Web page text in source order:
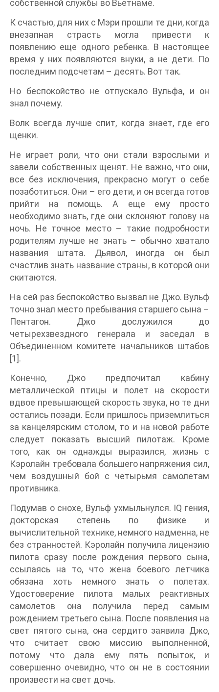
собственной службы во Вьетнаме.
К счастью, для них с Мэри прошли те дни, когда
внезапная страсть могла привести к
появлению еще одного ребенка. В настоящее
время у них появляются внуки, а не дети. По
последним подсчетам – десять. Вот так.
Но беспокойство не отпускало Вульфа, и он
знал почему.
Волк всегда лучше спит, когда знает, где его
щенки.
Не играет роли, что они стали взрослыми и
завели собственных щенят. Не важно, что они,
все без исключения, прекрасно могут о себе
позаботиться. Они – его дети, и он всегда готов
прийти на помощь. А еще ему просто
необходимо знать, где они склоняют голову на
ночь. Не точное место – такие подробности
родителям лучше не знать – обычно хватало
названия штата. Дьявол, иногда он был
счастлив знать название страны, в которой они
скитаются.
На сей раз беспокойство вызвал не Джо. Вульф
точно знал место пребывания старшего сына –
Пентагон. Джо дослужился до
четырехзвездного генерала и заседал в
Объединенном комитете начальников штабов
[1].
Конечно, Джо предпочитал кабину
металлической птицы и полет на скорости
вдвое превышающей скорость звука, но те дни
остались позади. Если пришлось приземлиться
за канцелярским столом, то и на новой работе
следует показать высший пилотаж. Кроме
того, как он однажды выразился, жизнь с
Кэролайн требовала большего напряжения сил,
чем воздушный бой с четырьмя самолетам
противника.
Подумав о снохе, Вульф ухмыльнулся. IQ гения,
докторская степень по физике и
вычислительной технике, немного надменна, не
без странностей. Кэролайн получила лицензию
пилота сразу после рождения первого сына,
ссылаясь на то, что жена боевого летчика
обязана хоть немного знать о полетах.
Удостоверение пилота малых реактивных
самолетов она получила перед самым
рождением третьего сына. После появления на
свет пятого сына, она сердито заявила Джо,
что считает свою миссию выполненной,
потому что дала ему пять попыток, и
совершенно очевидно, что он не в состоянии
произвести на свет дочь.